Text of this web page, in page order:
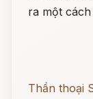
ra một
Thần thoại